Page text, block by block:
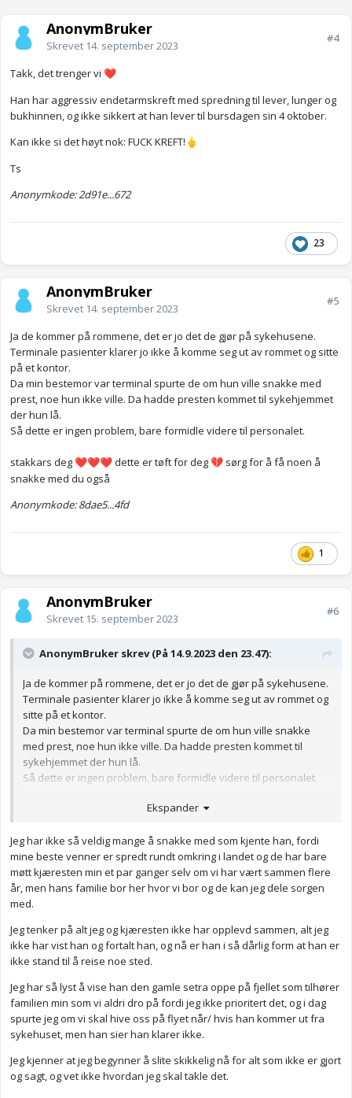
AnonymBruker
Skrevet 14. september 2023
#4
Takk, det trenger vi ❤️
Han har aggressiv endetarmskreft med spredning til lever, lunger og
bukhinnen, og ikke sikkert at han lever til bursdagen sin 4 oktober.
Kan ikke si det høyt nok: FUCK KREFT! 🖕
Ts
Anonymkode: 2d91e...672
23
AnonymBruker
Skrevet 14. september 2023
#5
Ja de kommer på rommene, det er jo det de gjør på sykehusene.
Terminale pasienter klarer jo ikke å komme seg ut av rommet og sitte
på et kontor.
Da min bestemor var terminal spurte de om hun ville snakke med
prest, noe hun ikke ville. Da hadde presten kommet til sykehjemmet
der hun lå.
Så dette er ingen problem, bare formidle videre til personalet.
stakkars deg ❤️❤️❤️ dette er tøft for deg 💔 sørg for å få noen å
snakke med du også
Anonymkode: 8dae5...4fd
1
AnonymBruker
Skrevet 15. september 2023
#6
AnonymBruker skrev (På 14.9.2023 den 23.47):
Ja de kommer på rommene, det er jo det de gjør på sykehusene.
Terminale pasienter klarer jo ikke å komme seg ut av rommet og
sitte på et kontor.
Da min bestemor var terminal spurte de om hun ville snakke
med prest, noe hun ikke ville. Da hadde presten kommet til
sykehjemmet der hun lå.
Så dette er ingen problem, bare formidle videre til personalet.
dette er tøft for deg
Anonymkode: 8dae5...4fd
Ekspander
Jeg har ikke så veldig mange å snakke med som kjente han, fordi
mine beste venner er spredt rundt omkring i landet og de har bare
møtt kjæresten min et par ganger selv om vi har vært sammen flere
år, men hans familie bor her hvor vi bor og de kan jeg dele sorgen
med.
Jeg tenker på alt jeg og kjæresten ikke har opplevd sammen, alt jeg
ikke har vist han og fortalt han, og nå er han i så dårlig form at han er
ikke stand til å reise noe sted.
Jeg har så lyst å vise han den gamle setra oppe på fjellet som tilhører
familien min som vi aldri dro på fordi jeg ikke prioritert det, og i dag
spurte jeg om vi skal hive oss på flyet når/ hvis han kommer ut fra
sykehuset, men han sier han klarer ikke.
Jeg kjenner at jeg begynner å slite skikkelig nå for alt som ikke er gjort
og sagt, og vet ikke hvordan jeg skal takle det.